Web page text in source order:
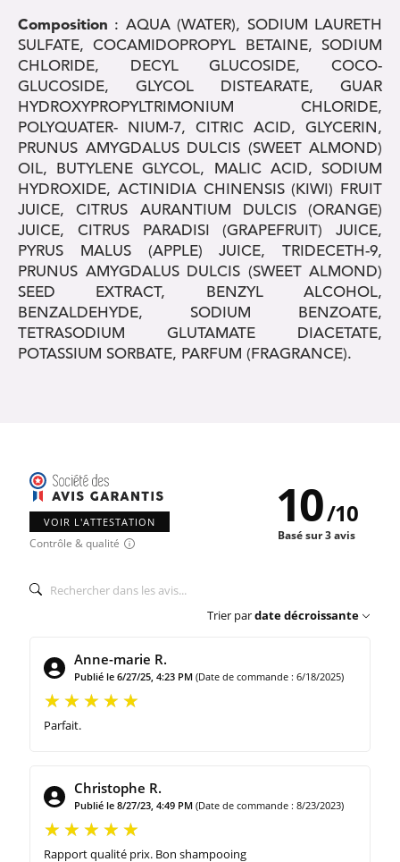
Composition : AQUA (WATER), SODIUM LAURETH
SULFATE, COCAMIDOPROPYL BETAINE, SODIUM
CHLORIDE, DECYL GLUCOSIDE, COCO-
GLUCOSIDE, GLYCOL DISTEARATE, GUAR
HYDROXYPROPYLTRIMONIUM CHLORIDE,
POLYQUATER- NIUM-7, CITRIC ACID, GLYCERIN,
PRUNUS AMYGDALUS DULCIS (SWEET ALMOND)
OIL, BUTYLENE GLYCOL, MALIC ACID, SODIUM
HYDROXIDE, ACTINIDIA CHINENSIS (KIWI) FRUIT
JUICE, CITRUS AURANTIUM DULCIS (ORANGE)
JUICE, CITRUS PARADISI (GRAPEFRUIT) JUICE,
PYRUS MALUS (APPLE) JUICE, TRIDECETH-9,
PRUNUS AMYGDALUS DULCIS (SWEET ALMOND)
SEED EXTRACT, BENZYL ALCOHOL,
BENZALDEHYDE, SODIUM BENZOATE,
TETRASODIUM GLUTAMATE DIACETATE,
POTASSIUM SORBATE, PARFUM (FRAGRANCE).
VOIR L'ATTESTATION
Contrôle & qualité
10/10
Basé sur 3 avis
Trier pardate décroissante
Anne-marie R.
Publié le 6/27/25, 4:23 PM (Date de commande : 6/18/2025)
Parfait.
Christophe R.
Publié le 8/27/23, 4:49 PM (Date de commande : 8/23/2023)
Rapport qualité prix. Bon shampooing